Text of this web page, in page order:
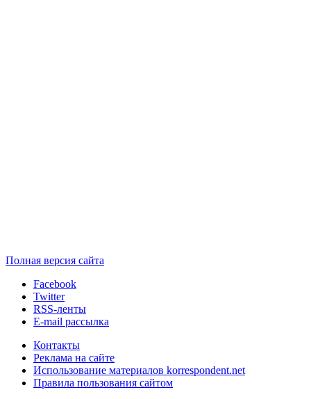
Полная версия сайта
Facebook
Twitter
RSS-ленты
E-mail рассылка
Контакты
Реклама на сайте
Использование материалов korrespondent.net
Правила пользования сайтом